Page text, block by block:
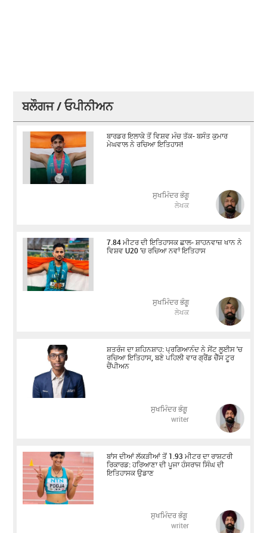
ਬਲੌਗਜ / ਓਪੀਨੀਅਨ
ਬਾਰਡਰ ਇਲਾਕੇ ਤੋਂ ਵਿਸ਼ਵ ਮੰਚ ਤੱਕ- ਬਸੰਤ ਕੁਮਾਰ
ਮੇਘਵਾਲ ਨੇ ਰਚਿਆ ਇਤਿਹਾਸ!
ਸੁਖਮਿੰਦਰ ਭੰਗੂ
ਲੇਖਕ
7.84 ਮੀਟਰ ਦੀ ਇਤਿਹਾਸਕ ਛਾਲ- ਸ਼ਾਹਨਵਾਜ਼ ਖਾਨ ਨੇ
ਵਿਸ਼ਵ U20 ’ਚ ਰਚਿਆ ਨਵਾਂ ਇਤਿਹਾਸ
ਸੁਖਮਿੰਦਰ ਭੰਗੂ
ਲੇਖਕ
ਸ਼ਤਰੰਜ ਦਾ ਸ਼ਹਿਨਸ਼ਾਹ: ਪ੍ਰਗਿਆਨੰਦ ਨੇ ਸੇਂਟ ਲੂਈਸ 'ਚ
ਰਚਿਆ ਇਤਿਹਾਸ, ਬਣੇ ਪਹਿਲੀ ਵਾਰ ਗ੍ਰੈਂਡ ਚੈੱਸ ਟੂਰ
ਚੈਂਪੀਅਨ
ਸੁਖਮਿੰਦਰ ਭੰਗੂ
writer
ਬਾਂਸ ਦੀਆਂ ਲੱਕੜੀਆਂ ਤੋਂ 1.93 ਮੀਟਰ ਦਾ ਰਾਸ਼ਟਰੀ
ਰਿਕਾਰਡ: ਹਰਿਆਣਾ ਦੀ ਪੂਜਾ ਹੰਸਰਾਜ ਸਿੰਘ ਦੀ
ਇਤਿਹਾਸਕ ਉਡਾਣ
ਸੁਖਮਿੰਦਰ ਭੰਗੂ
writer